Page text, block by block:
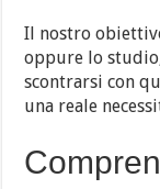
Il nostro
oppure lo
scontrarsi con
una reale